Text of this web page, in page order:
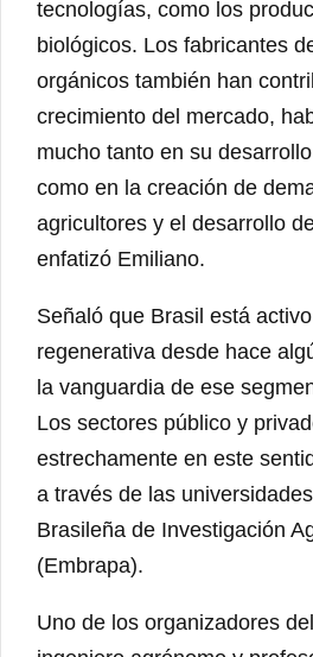
tecnologías, como los
biológicos. Los fabricantes
orgánicos también han
crecimiento del mercado,
mucho tanto en su
como en la creación de
agricultores y el desarrollo
enfatizó Emiliano.
Señaló que Brasil está
regenerativa desde hace
la vanguardia de ese
Los sectores público y
estrechamente en este
a través de las
Brasileña de Investigación
(Embrapa).
Uno de los organizadores